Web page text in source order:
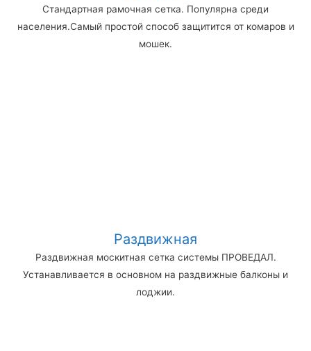
Стандартная рамочная сетка. Популярна среди
населения.Самый простой способ защитится от комаров и
мошек.
Раздвижная
Раздвижная москитная сетка системы ПРОВЕДАЛ.
Устанавливается в основном на раздвижные балконы и
лоджии.